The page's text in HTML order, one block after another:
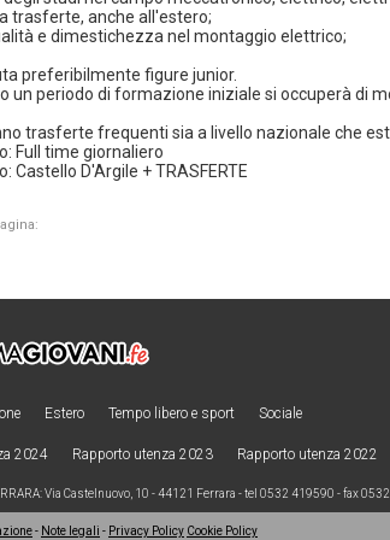
trasferte, anche all'estero;
e dimestichezza nel montaggio elettrico;
preferibilmente figure junior.
un periodo di formazione iniziale si occuperà di
trasferte frequenti sia a livello nazionale che
Full time giornaliero
Castello D'Argile + TRASFERTE
Estero Tempo libero e sport Sociale
2024 Rapporto utenza 2023 Rapporto utenza 2022
Via Castelnuovo, 10 - 44121 Ferrara - tel 0532 419590 - fax
- Note legali - Privacy Policy Cookie Policy